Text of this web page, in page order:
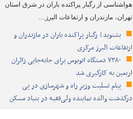
هواشناسی از رگبار پراکنده باران در شرق استان
تهران، مازندران و ارتفاعات البرز…
بشنوید| رگبار پراکنده باران در مازندران و
ارتفاعات البرز مرکزی
۷۳۸۰ دستگاه اتوبوس برای جابه‌جایی زائران
اربعین به‌ کارگیری شد
پیام تسلیت وزیر راه و شهرسازی در پی
درگذشت والده نماینده ولی‌فقیه در بنیاد مسکن